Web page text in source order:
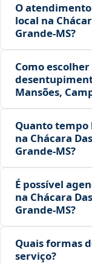
O
local na
Grande‑MS?
Como
Mansões,
Quanto
na Chácara
Grande‑MS?
É possível
na Chácara
Grande‑MS?
Quais formas
serviço?